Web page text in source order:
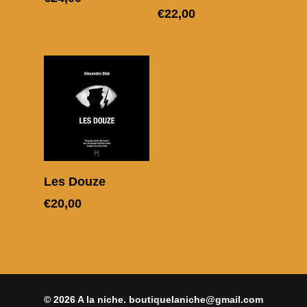
€22,00
Les Douze
€20,00
© 2026 A la niche. boutiquelaniche@gmail.com
MON SLIP